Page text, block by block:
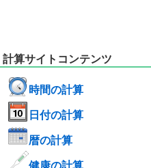
計算サイトコンテンツ
時間の計算
日付の計算
暦の計算
健康の計算